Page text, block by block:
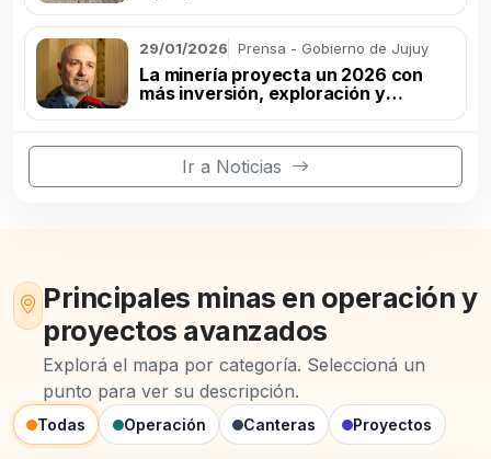
29/01/2026 Prensa - Gobierno de Jujuy
La minería proyecta un 2026 con
más inversión, exploración y
Ir a Noticias
Principales minas en operación y
proyectos avanzados
Explorá el mapa por categoría. Seleccioná un
punto para ver su descripción.
Todas Operación Canteras Proyectos